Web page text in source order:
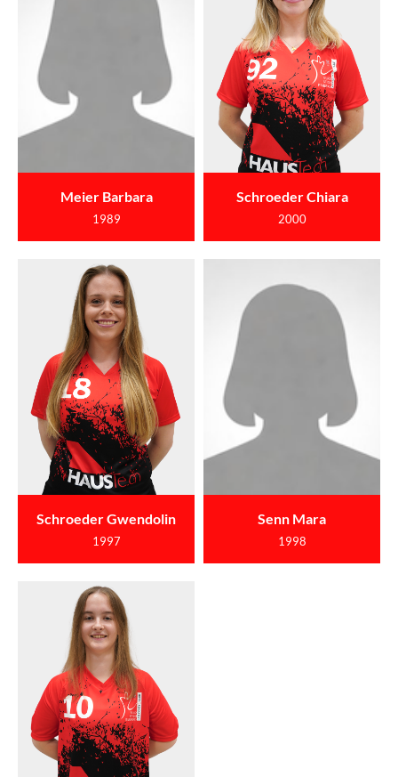
Meier Barbara
1989
Schroeder Chiara
2000
Schroeder Gwendolin
1997
Senn Mara
1998